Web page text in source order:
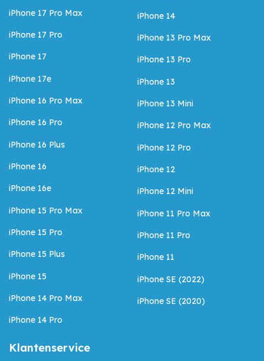
iPhone 17 Pro Max
iPhone 17 Pro
iPhone 17
iPhone 17e
iPhone 16 Pro Max
iPhone 16 Pro
iPhone 16 Plus
iPhone 16
iPhone 16e
iPhone 15 Pro Max
iPhone 15 Pro
iPhone 15 Plus
iPhone 15
iPhone 14 Pro Max
iPhone 14 Pro
iPhone 14
iPhone 13 Pro Max
iPhone 13 Pro
iPhone 13
iPhone 13 Mini
iPhone 12 Pro Max
iPhone 12 Pro
iPhone 12
iPhone 12 Mini
iPhone 11 Pro Max
iPhone 11 Pro
iPhone 11
iPhone SE (2022)
iPhone SE (2020)
Klantenservice